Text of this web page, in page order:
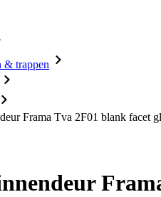
& trappen
Frama Tva 2F01 blank facet